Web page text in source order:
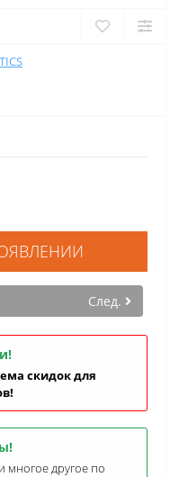
След.
скидок для
многое другое по